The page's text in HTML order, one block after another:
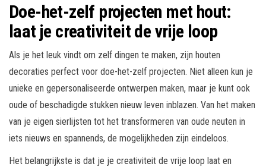
Doe-het-zelf projecten met hout:
laat je creativiteit de vrije loop
Als je het leuk vindt om zelf dingen te maken, zijn houten
decoraties perfect voor doe-het-zelf projecten. Niet alleen kun je
unieke en gepersonaliseerde ontwerpen maken, maar je kunt ook
oude of beschadigde stukken nieuw leven inblazen. Van het maken
van je eigen sierlijsten tot het transformeren van oude neuten in
iets nieuws en spannends, de mogelijkheden zijn eindeloos.
Het belangrijkste is dat je je creativiteit de vrije loop laat en